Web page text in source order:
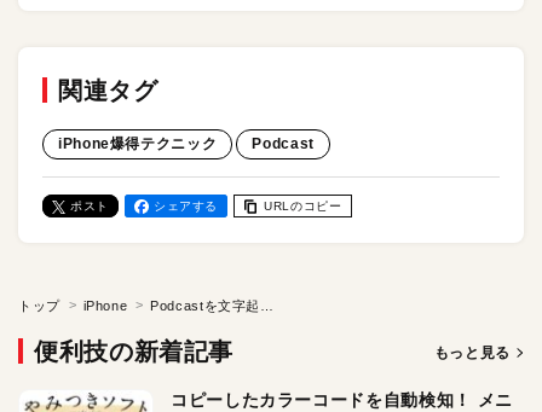
関連タグ
iPhone爆得テクニック Podcast
ポスト シェアする URLのコピー
トップ iPhone
便利技の新着記事 もっと見る
コピーしたカラーコードを自動検知！ メニ